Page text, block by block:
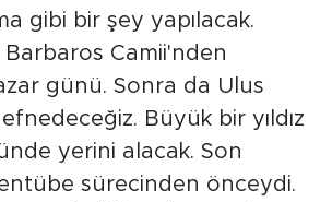
gibi bir şey yapılacak.
Camii'nden
günü. Sonra da Ulus
Büyük bir yıldız
yerini alacak. Son
sürecinden önceydi.